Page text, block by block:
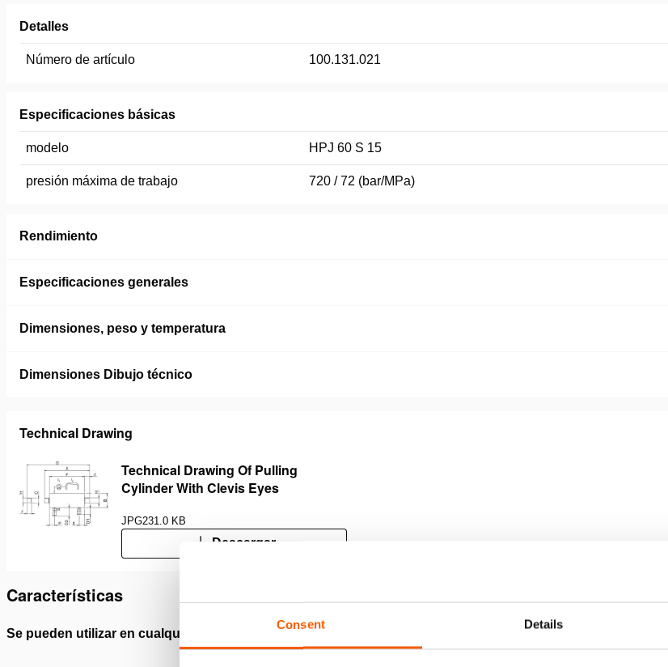
Consent Details
Detalles
Número de artículo 100.131.021
Especificaciones básicas
modelo HPJ 60 S 15
presión máxima de trabajo 720 / 72 (bar/MPa)
Rendimiento
Especificaciones generales
Dimensiones, peso y temperatura
Dimensiones Dibujo técnico
Technical Drawing
Technical Drawing Of Pulling
Cylinder With Clevis Eyes
JPG231.0 KB
Descargar
Características
Se pueden utilizar en cualquier posición
Con protección contra la sobrepresión, A418
Válvula